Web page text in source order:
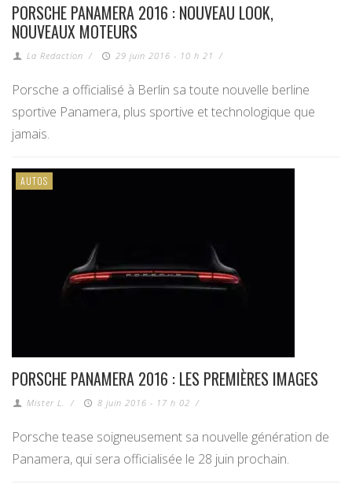
PORSCHE PANAMERA 2016 : NOUVEAU LOOK,
NOUVEAUX MOTEURS
La Redaction / 29 juin 2016 - 10 h 21 /
Porsche a officialisé à Berlin sa toute nouvelle berline
sportive Panamera, plus sportive et technologique que
jamais.
AUTOS
PORSCHE PANAMERA 2016 : LES PREMIÈRES IMAGES
Mister L. / 8 juin 2016 - 17 h 02 /
Porsche tease soigneusement sa nouvelle génération de
Panamera, qui sera officialisée le 28 juin prochain.